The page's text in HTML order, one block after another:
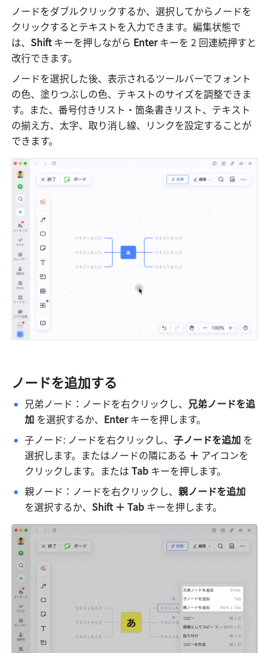
ノードをダブルクリックするか、選択してからノードを
クリックするとテキストを入力できます。編集状態で
は、 Shift キーを押しながら Enter キーを 2 回連続押すと
改行できます。
ノードを選択した後、表示されるツールバーでフォント
の色、塗りつぶしの色、テキストのサイズを調整できま
す。また、番号付きリスト・箇条書きリスト、テキスト
の揃え方、太字、取り消し線、リンクを設定することが
できます。
ノードを追加する
兄弟ノード：ノードを右クリックし、 兄弟ノードを追
加 を選択するか、 Enter キーを押します。
子ノード: ノードを右クリックし、子ノードを追加 を
選択します。またはノードの隣にある ＋ アイコンを
クリックします。または Tab キーを押します。
親ノード：ノードを右クリックし、
を選択するか、 Shift ＋ Tab キーを押します。